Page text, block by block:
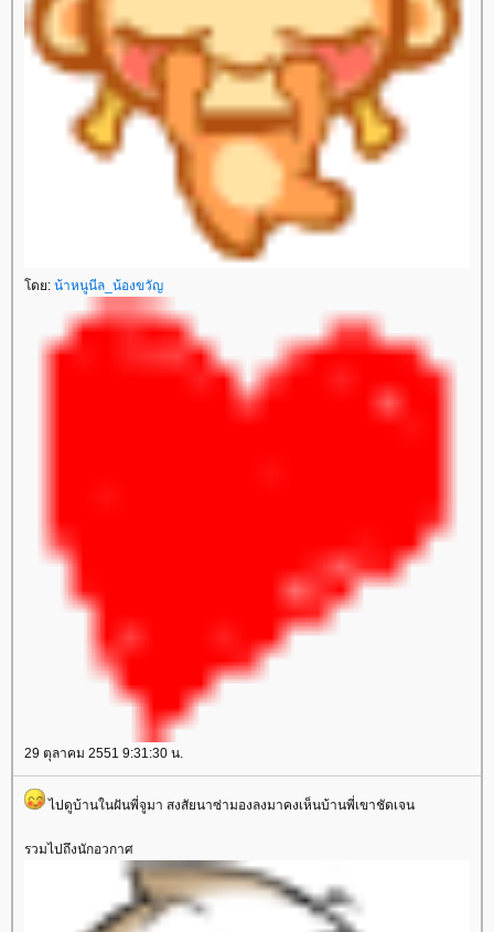
ดย: น้าหนูนีล_น้องขวัญ
29 ตุลาคม 2551 9:31:30 น.
ไปดูบ้านในฝันพี่จูมา สงสัยนาซ่ามองลงมาคงเห็นบ้านพี่เขาชัดเจน
รวมไปถึงนักอวกาศ